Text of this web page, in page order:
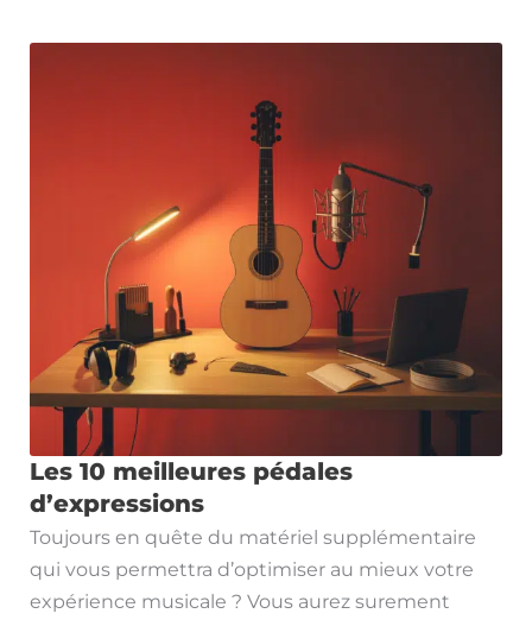
Les 10 meilleures pédales
d’expressions
Toujours en quête du matériel supplémentaire
qui vous permettra d’optimiser au mieux votre
expérience musicale ? Vous aurez surement